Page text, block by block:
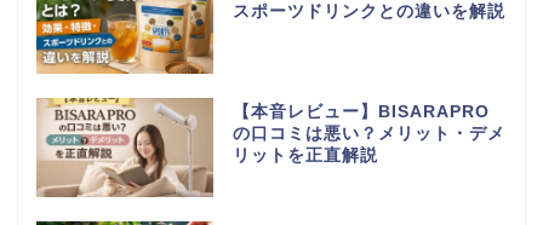
スポーツドリンクとの違いを解説
【本音レビュー】BISARAPRO
の口コミは悪い？メリット・デメ
リットを正直解説